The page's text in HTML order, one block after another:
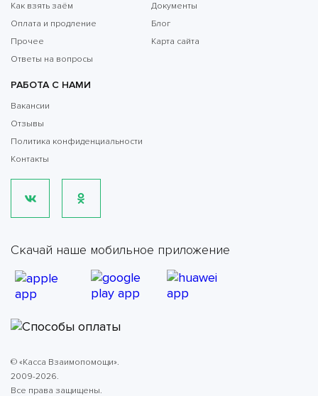
Как взять заём
Оплата и продление
Прочее
Ответы на вопросы
Документы
Блог
Карта сайта
РАБОТА С НАМИ
Вакансии
Отзывы
Политика конфиденциальности
Контакты
Скачай наше мобильное приложение
© «Касса Взаимопомощи».
2009-2026.
Все права защищены.